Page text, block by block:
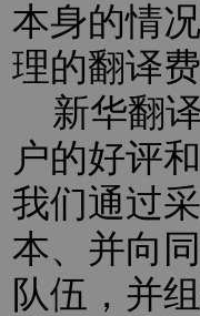
本身的情
理的翻译
新华翻译
户的好评
我们通过
本、并向
队伍，并